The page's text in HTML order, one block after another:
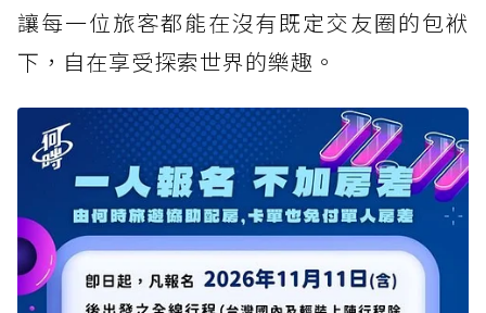
讓每一位旅客都能在沒有既定交友圈的包袱
下，自在享受探索世界的樂趣。